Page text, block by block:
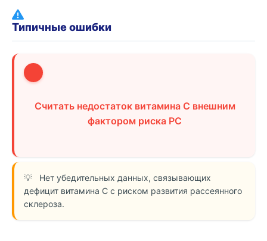
Типичные ошибки
Считать недостаток витамина C внешним
фактором риска РС
Нет убедительных данных, связывающих
дефицит витамина C с риском развития рассеянного
склероза.